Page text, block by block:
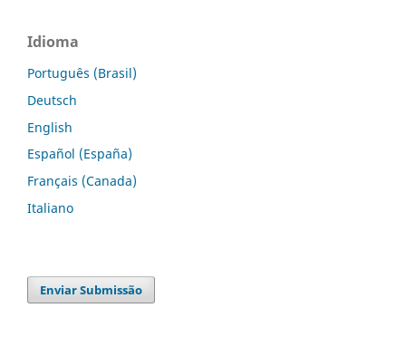
Idioma
Português (Brasil)
Deutsch
English
Español (España)
Français (Canada)
Italiano
Enviar Submissão